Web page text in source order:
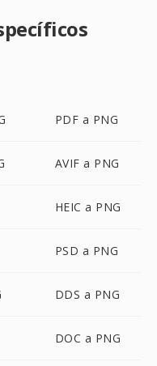
PDF a PNG
AVIF a PNG
HEIC a PNG
PSD a PNG
DDS a PNG
DOC a PNG